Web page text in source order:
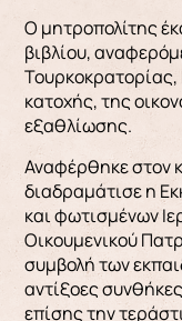
Ο μητροπολίτης
βιβλίου,
Τουρκοκρατορίας,
κατοχής, της
εξαθλίωσης.
Αναφέρθηκε στον
διαδραμάτισε η
και φωτισμένων
Οικουμενικού
συμβολή των
αντίξοες
επίσης την